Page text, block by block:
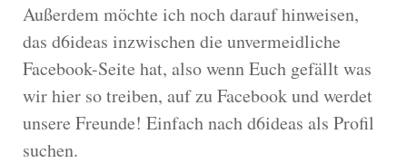
Außerdem möchte ich noch darauf hinweisen,
das d6ideas inzwischen die unvermeidliche
Facebook-Seite hat, also wenn Euch gefällt was
wir hier so treiben, auf zu Facebook und werdet
unsere Freunde! Einfach nach d6ideas als Profil
suchen.